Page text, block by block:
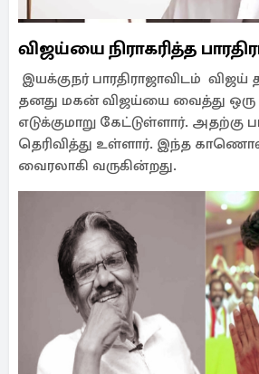
விஜய்யை நிராகரித்த
இயக்குநர் பாரதிராஜாவிடம்
தனது மகன் விஜய்யை வைத்து ஒரு
எடுக்குமாறு கேட்டுள்ளார். அதற்கு
தெரிவித்து உள்ளார். இந்த
வைரலாகி வருகின்றது.